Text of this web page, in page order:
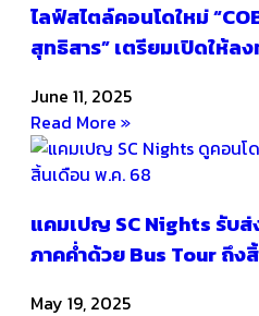
ไลฟ์สไตล์คอนโดใหม่
สุทธิสาร” เตรียมเปิดให้ลง
June 11, 2025
Read More »
แคมเปญ SC Nights รับ
ภาคค่ำด้วย Bus Tour ถึง
May 19, 2025